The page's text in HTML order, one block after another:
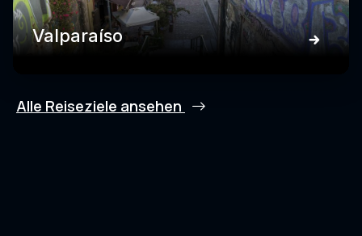
Valparaíso
Alle Reiseziele ansehen